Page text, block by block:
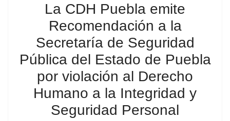
La CDH Puebla emite
Recomendación a la
Secretaría de Seguridad
Pública del Estado de Puebla
por violación al Derecho
Humano a la Integridad y
Seguridad Personal